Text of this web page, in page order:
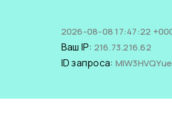
2026-08-08 17:47:22
Ваш IP: 216.73.216.62
ID запроса: